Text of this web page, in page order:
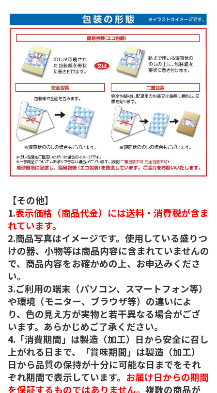
【その他】
1.表示価格（商品代金）には送料・消費税が含ま
れています。
2.商品写真はイメージです。使用している盛りつ
けの器、小物等は商品内容に含まれていませんの
で、商品内容をお確かめの上、お申込みくださ
い。
3.ご利用の端末（パソコン、スマートフォン等）
や環境（モニター、ブラウザ等）の違いによ
り、色の見え方が実物と若干異なる場合がござ
います。あらかじめご了承ください。
4.「消費期間」は製造（加工）日から安全に召し
上がれる日まで、「賞味期間」は製造（加工）
日から品質の保持が十分に可能な日までをそれ
ぞれ期間で表示しています。 お届け日からの期間
を保証するものではありません。 複数の商品が